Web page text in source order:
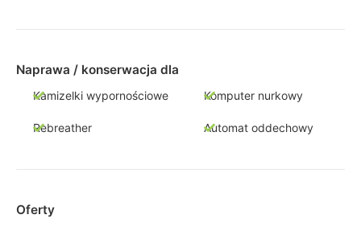
Naprawa / konserwacja dla
Kamizelki wypornościowe Komputer nurkowy
Rebreather Automat oddechowy
Oferty